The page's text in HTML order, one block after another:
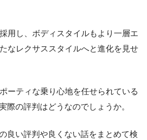
用し、ボディスタイルもより一層エ
なレクサススタイルへと進化を見せ
ーティな乗り心地を任せられている
際の評判はどうなのでしょうか。
良い評判や良くない話をまとめて検